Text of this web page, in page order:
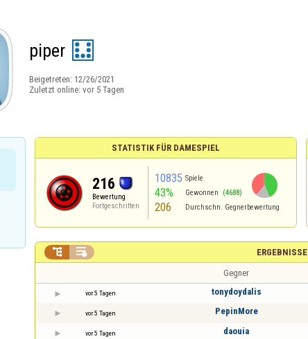
piper
Beigetreten: 12/26/2021
Zuletzt online: vor 5 Tagen
STATISTIK FÜR DAMESPIEL
216
Bewertung
Fortgeschritten
10835 Spiele
43% Gewonnen (4688)
206 Durchschn. Gegnerbewertung
ERGEBNISSE
 
Gegner
vor 5 Tagen tonydoydalis
vor 5 Tagen PepinMore
vor 5 Tagen daouia